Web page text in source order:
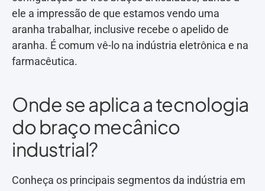
ele a impressão de que estamos vendo uma
aranha trabalhar, inclusive recebe o apelido de
aranha. É comum vê-lo na indústria eletrônica e na
farmacêutica.
Onde se aplica a tecnologia
do braço mecânico
industrial?
Conheça os principais segmentos da indústria em